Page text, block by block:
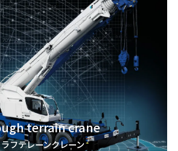
terrain crane
ラフテレーンクレーン